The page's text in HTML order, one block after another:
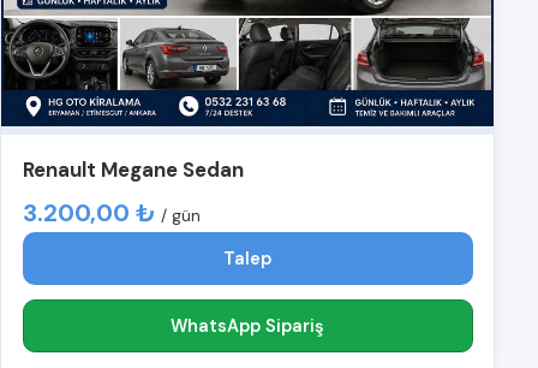
Renault Megane Sedan
3.200,00 ₺ / gün
Talep
WhatsApp Sipariş